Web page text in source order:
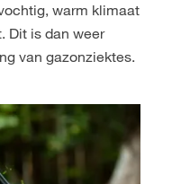
warm klimaat
Dit is dan weer
van gazonziektes.